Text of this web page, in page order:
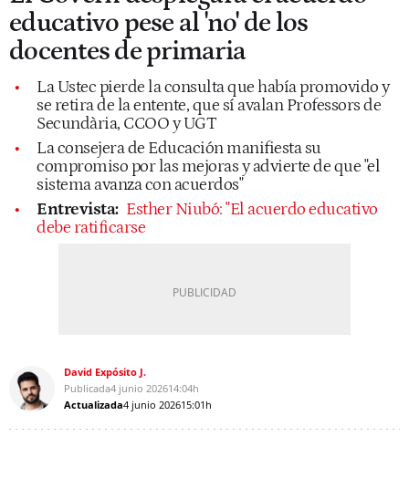
educativo pese al 'no' de los
docentes de primaria
La Ustec pierde la consulta que había promovido y
se retira de la entente, que sí avalan Professors de
Secundària, CCOO y UGT
La consejera de Educación manifiesta su
compromiso por las mejoras y advierte de que "el
sistema avanza con acuerdos"
Entrevista: Esther Niubó: "El acuerdo educativo
debe ratificarse
David Expósito J.
Publicada4 junio 202614:04h
Actualizada4 junio 202615:01h